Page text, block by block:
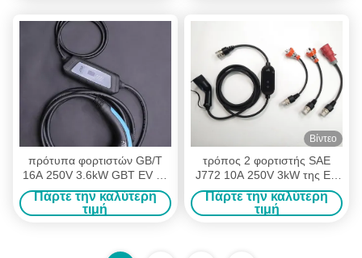
πρότυπα φορτιστών GB/T
16A 250V 3.6kW GBT EV με
την επίγεια προστασία
Πάρτε την καλύτερη
τιμή
Βίντεο
τρόπος 2 φορτιστής SAE
J772 10A 250V 3kW της EV
με το βούλωμα AU/NZ 10A
Πάρτε την καλύτερη
τιμή